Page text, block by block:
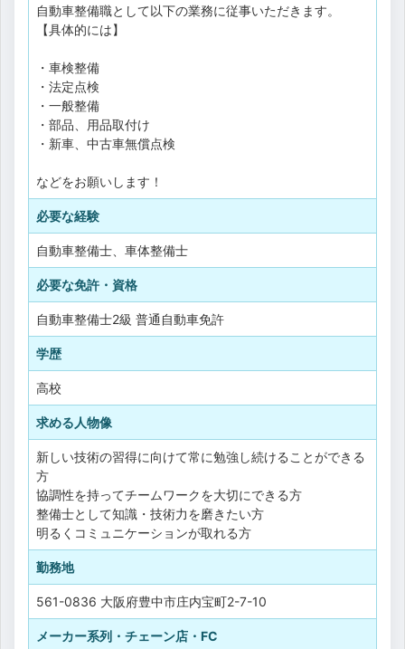
自動車整備職として以下の業務に従事いただきます。
【具体的には】
・車検整備
・法定点検
・一般整備
・部品、用品取付け
・新車、中古車無償点検
などをお願いします！
必要な経験
自動車整備士、車体整備士
必要な免許・資格
自動車整備士2級 普通自動車免許
学歴
高校
求める人物像
新しい技術の習得に向けて常に勉強し続けることができる
方
協調性を持ってチームワークを大切にできる方
整備士として知識・技術力を磨きたい方
明るくコミュニケーションが取れる方
勤務地
561-0836 大阪府豊中市庄内宝町2-7-10
メーカー系列・チェーン店・FC